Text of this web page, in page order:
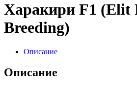
Харакири F1 (Elit
Breeding)
Описание
Описание